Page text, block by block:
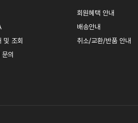
및 조회
의
회원혜택 안내
배송안내
취소/교환/반품 안내